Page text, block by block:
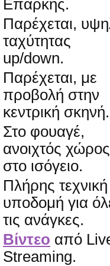
Επαρκής.
Παρέχεται,
ταχύτητας
up/down.
Παρέχεται, με
προβολή στην
κεντρική σκηνή.
Στο φουαγέ,
ανοιχτός χώρος
στο ισόγειο.
Πλήρης τεχνική
υποδομή για
τις ανάγκες.
Βίντεο από
Streaming.